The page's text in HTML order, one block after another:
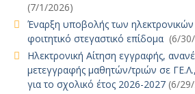
(7/1/2026)
Έναρξη υποβολής των ηλεκτρονικών
φοιτητικό στεγαστικό επίδομα (6/
Ηλεκτρονική Αίτηση εγγραφής,
μετεγγραφής μαθητών/τριών σε
για το σχολικό έτος 2026-2027 (6/